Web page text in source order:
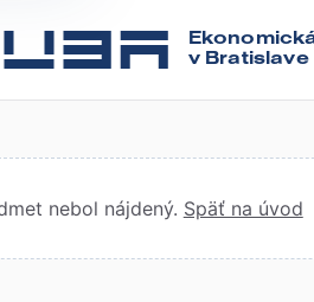
v Bratislave
nebol nájdený. Späť na úvod